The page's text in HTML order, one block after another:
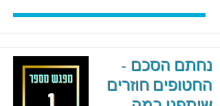
נחתם הסכם -
החטופים חוזרים